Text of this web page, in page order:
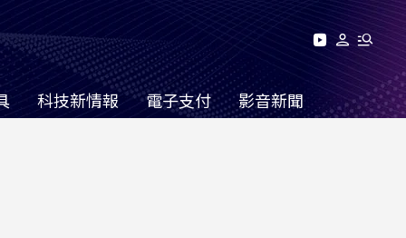
科技新情報 電子支付 影音新聞